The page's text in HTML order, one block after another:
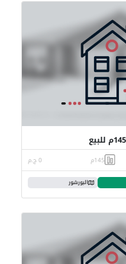
145م 0 ج.م
البورشور